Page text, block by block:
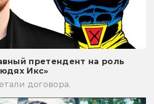
претендент на роль
Икс»
договора.